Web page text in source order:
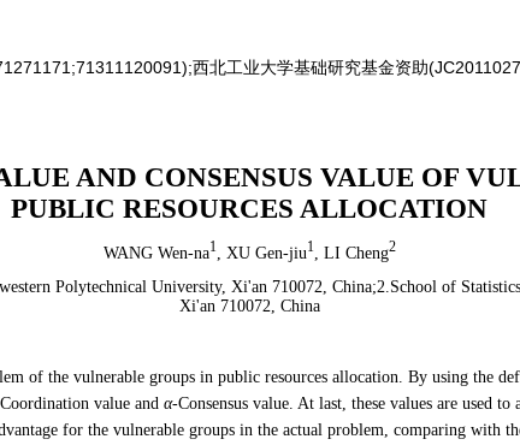
西北工业大学基础研究基金资助
AND CONSENSUS VALUE OF
PUBLIC RESOURCES ALLOCATION
WANG Wen-na1, XU Gen-jiu1, LI Cheng2
Polytechnical University, Xi'an 710072, China;2.School of
Xi'an 710072, China
of the vulnerable groups in public resources allocation. By using the
value and α-Consensus value. At last, these values are used
for the vulnerable groups in the actual problem, comparing with